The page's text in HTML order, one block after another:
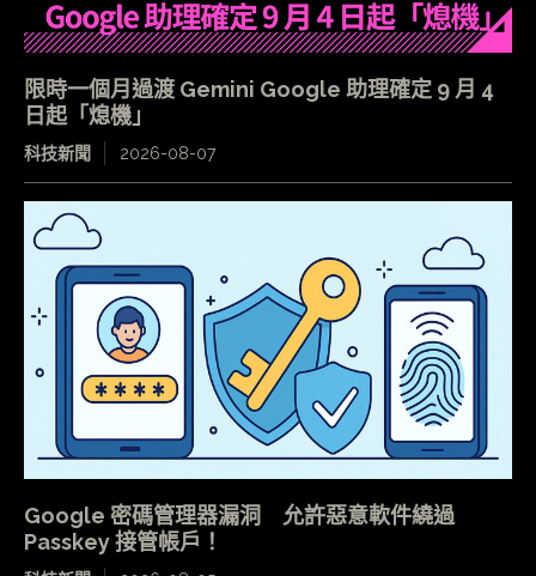
限時一個月過渡 Gemini Google 助理確定 9 月 4
日起「熄機」
科技新聞 2026-08-07
Google 密碼管理器漏洞 允許惡意軟件繞過
Passkey 接管帳戶！